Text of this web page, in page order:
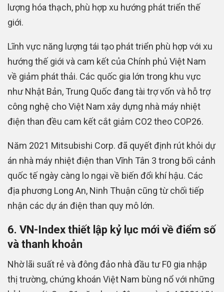
lượng hóa thạch, phù hợp xu hướng phát triển thế
giới.
Lĩnh vực năng lượng tái tạo phát triển phù hợp với xu
hướng thế giới và cam kết của Chính phủ Việt Nam
về giảm phát thải. Các quốc gia lớn trong khu vực
như Nhật Bản, Trung Quốc đang tài trợ vốn và hỗ trợ
công nghệ cho Việt Nam xây dựng nhà máy nhiệt
điện than đều cam kết cắt giảm CO2 theo COP26.
Năm 2021 Mitsubishi Corp. đã quyết định rút khỏi dự
án nhà máy nhiệt điện than Vĩnh Tân 3 trong bối cảnh
quốc tế ngày càng lo ngại về biến đổi khí hậu. Các
địa phương Long An, Ninh Thuận cũng từ chối tiếp
nhận các dự án điện than quy mô lớn.
6. VN-Index thiết lập kỷ lục mới về điểm số
và thanh khoản
Nhờ lãi suất rẻ và đông đảo nhà đầu tư F0 gia nhập
thị trường, chứng khoán Việt Nam bùng nổ với những